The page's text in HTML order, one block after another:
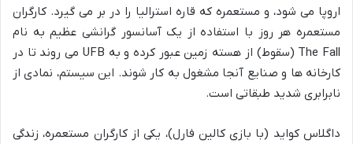
اروپا می شود، و مستعمره که قاره استرالیا را در بر می گیرد. کارگران
مستعمره هر روز با استفاده از یک آسانسور گرانشی عظیم به نام
The Fall (سقوط) از هسته زمین عبور کرده و به UFB می روند تا در
کارخانه ها و صنایع آنجا مشغول به کار شوند. این سیستم، نمادی از
نابرابری شدید طبقاتی است.
داگلاس کواید (با بازی کالین فارل)، یکی از کارگران مستعمره، زندگی